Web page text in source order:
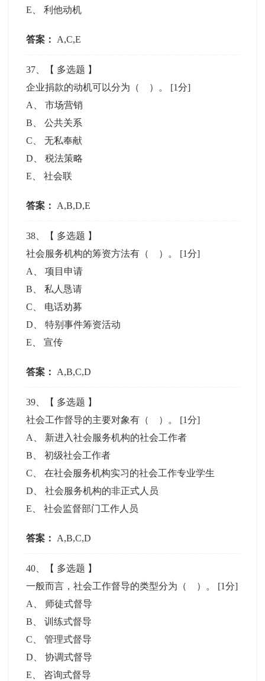
E 、利他动机
答案： A,C,E
37 、【 多选题 】
企业捐款的动机可以分为（ ）。 [1分]
A
、市场营销
B 、公共关系
C 、无私奉献
D 、税法策略
E 、社会联
答案： A,B,D,E
38 、【 多选题 】
社会服务机构的筹资方法有（ ）。 [1分]
A
、项目申请
B 、私人恳请
C
电话劝募
D 、特别事件筹资活动
E 、宣传
答案： A,B,C,D
39 、【 多选题 】
社会工作督导的主要对象有（ ）。 [1分]
A
新进入社会服务机构的社会工作者
B 、初级社会工作者
C 、在社会服务机构实习的社会工作专业学生
D 、社会服务机构的非正式人员
E 、社会监督部门工作人员
答案： A,B,C,D
40 、【 多选题 】
一般而言，社会工作督导的类型分为（ ）。 [1分]
A
师徒式督导
B 、训练式督导
C 、管理式督导
D 、协调式督导
E
咨询式督导